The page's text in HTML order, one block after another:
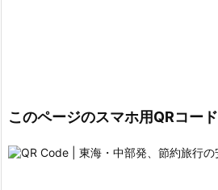
このページのスマホ用QRコード